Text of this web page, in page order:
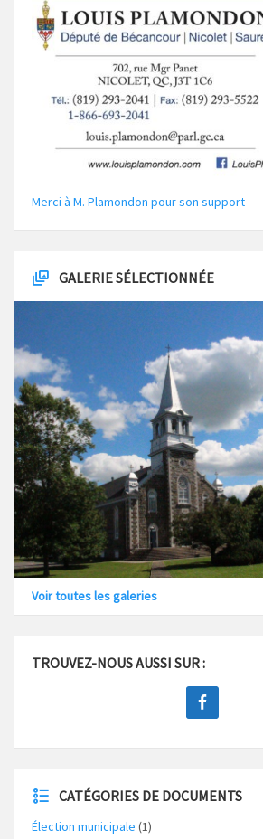
Merci à M. Plamondon pour son support
GALERIE SÉLECTIONNÉE
Voir toutes les galeries
TROUVEZ-NOUS AUSSI SUR :
CATÉGORIES DE DOCUMENTS
Élection municipale (1)